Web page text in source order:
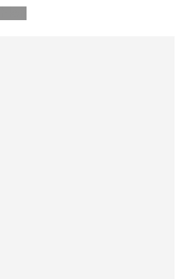
Dieses